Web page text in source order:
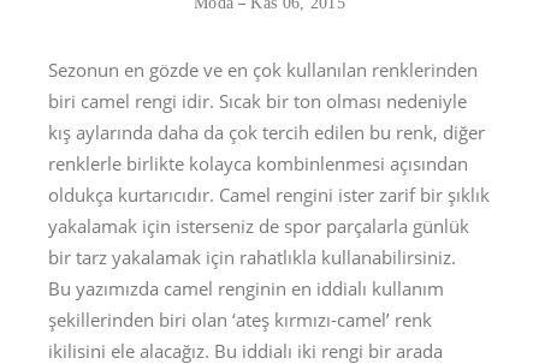
Sezonun en gözde ve en çok kullanılan renklerinden
biri camel rengi idir. Sıcak bir ton olması nedeniyle
kış aylarında daha da çok tercih edilen bu renk, diğer
renklerle birlikte kolayca kombinlenmesi açısından
oldukça kurtarıcıdır. Camel rengini ister zarif bir şıklık
yakalamak için isterseniz de spor parçalarla günlük
bir tarz yakalamak için rahatlıkla kullanabilirsiniz.
Bu yazımızda camel renginin en iddialı kullanım
şekillerinden biri olan ‘ateş kırmızı-camel’ renk
ikilisini ele alacağız. Bu iddialı iki rengi bir arada